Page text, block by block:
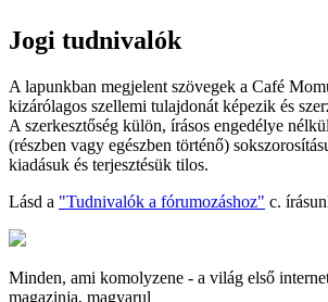
Jogi tudnivalók
A lapunkban megjelent szövegek a Café
kizárólagos szellemi tulajdonát képezik és
A szerkesztőség külön, írásos engedélye
(részben vagy egészben történő)
kiadásuk és terjesztésük tilos.
Lásd a "Tudnivalók a fórumozáshoz" c.
Minden, ami komolyzene - a világ első
magazinja, magyarul